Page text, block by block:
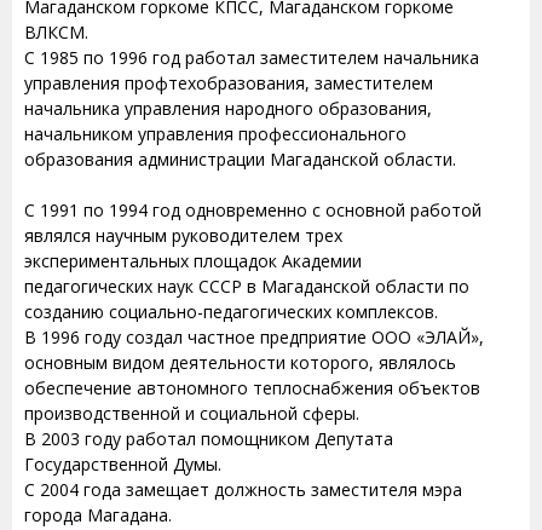
Магаданском горкоме КПСС, Магаданском горкоме
ВЛКСМ.
С 1985 по 1996 год работал заместителем начальника
управления профтехобразования, заместителем
начальника управления народного образования,
начальником управления профессионального
образования администрации Магаданской области.
С 1991 по 1994 год одновременно с основной работой
являлся научным руководителем трех
экспериментальных площадок Академии
педагогических наук СССР в Магаданской области по
созданию социально-педагогических комплексов.
В 1996 году создал частное предприятие ООО «ЭЛАЙ»,
основным видом деятельности которого, являлось
обеспечение автономного теплоснабжения объектов
производственной и социальной сферы.
В 2003 году работал помощником Депутата
Государственной Думы.
С 2004 года замещает должность заместителя мэра
города Магадана.